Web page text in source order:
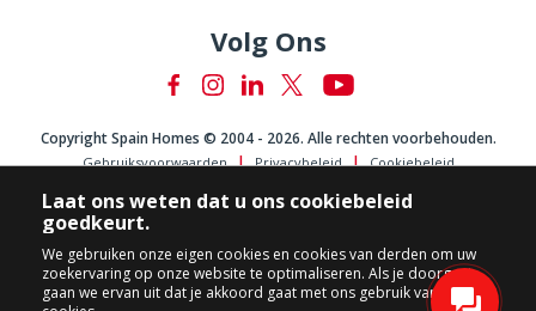
Volg Ons
Copyright Spain Homes © 2004 - 2026. Alle rechten voorbehouden.
Gebruiksvoorwaarden Privacybeleid Cookiebeleid
Laat ons weten dat u ons cookiebeleid
goedkeurt.
We gebruiken onze eigen cookies en cookies van derden om uw
zoekervaring op onze website te optimaliseren. Als je doorgaat,
gaan we ervan uit dat je akkoord gaat met ons gebruik van